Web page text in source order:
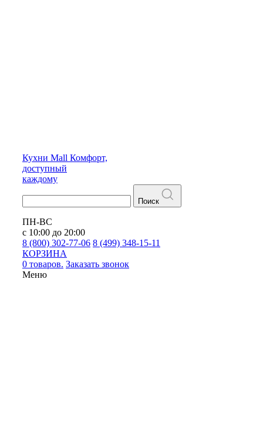
Кухни Mall Комфорт,
доступный
каждому
Поиск
ПН-ВС
с 10:00 до 20:00
8 (800) 302-77-06 8 (499) 348-15-11
КОРЗИНА
0 товаров. Заказать звонок
Меню